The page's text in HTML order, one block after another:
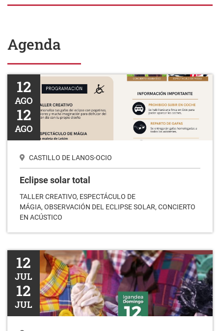
Agenda
Eclipse solar total
12
AGO
12
AGO
CASTILLO DE LANOS-OCIO
Eclipse solar total
TALLER CREATIVO, ESPECTÁCULO DE
MÁGIA, OBSERVACIÓN DEL ECLIPSE SOLAR, CONCIERTO
EN ACÚSTICO
I. Kultur Eguna
12
JUL
12
JUL